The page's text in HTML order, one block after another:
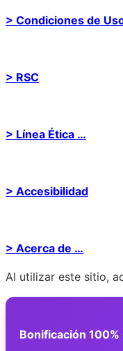
> Condiciones de
> RSC
> Línea Ética …
> Accesibilidad
> Acerca de …
Al utilizar este sitio,
Bonificación